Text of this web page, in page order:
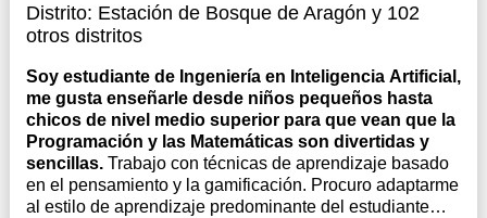
Distrito: Estación de Bosque de Aragón y 102
otros distritos
Soy estudiante de Ingeniería en Inteligencia Artificial,
me gusta enseñarle desde niños pequeños hasta
chicos de nivel medio superior para que vean que la
Programación y las Matemáticas son divertidas y
sencillas. Trabajo con técnicas de aprendizaje basado
en el pensamiento y la gamificación. Procuro adaptarme
al estilo de aprendizaje predominante del estudiante